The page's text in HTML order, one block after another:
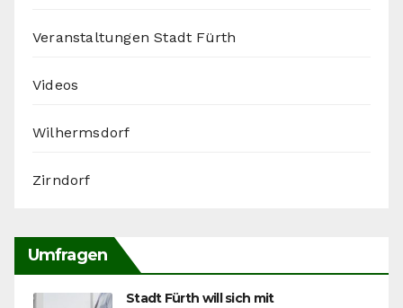
Veranstaltungen Stadt Fürth
Videos
Wilhermsdorf
Zirndorf
Umfragen
Stadt Fürth will sich mit